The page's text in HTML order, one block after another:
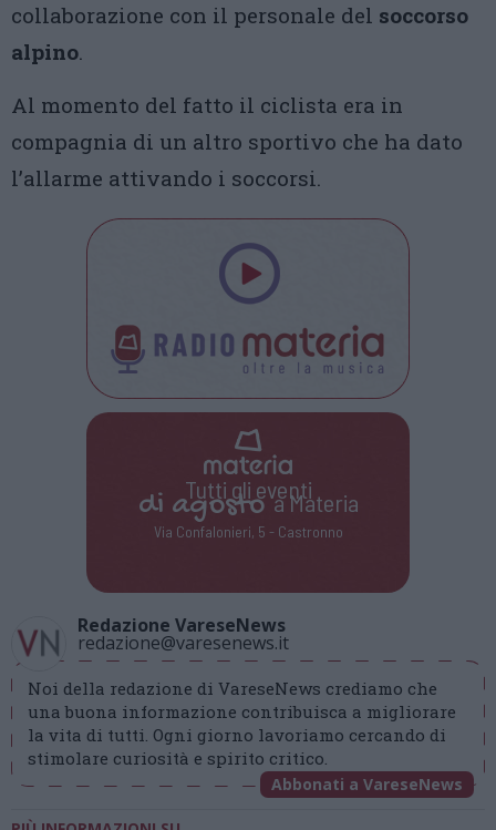
collaborazione con il personale del soccorso
alpino.
Al momento del fatto il ciclista era in
compagnia di un altro sportivo che ha dato
l’allarme attivando i soccorsi.
Tutti gli eventi
di agostoa Materia
Via Confalonieri, 5 - Castronno
Redazione VareseNews
redazione@varesenews.it
Noi della redazione di VareseNews crediamo che
una buona informazione contribuisca a migliorare
la vita di tutti. Ogni giorno lavoriamo cercando di
stimolare curiosità e spirito critico.
Abbonati a VareseNews